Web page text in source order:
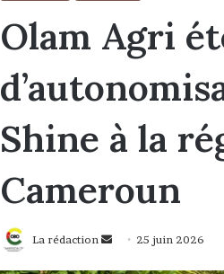
Olam Agri
Shine à la
Cameroun
La rédaction
Envoyer25 juin 2026